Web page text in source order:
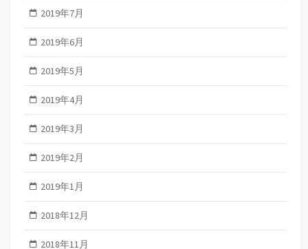
2019年7月
2019年6月
2019年5月
2019年4月
2019年3月
2019年2月
2019年1月
2018年12月
2018年11月